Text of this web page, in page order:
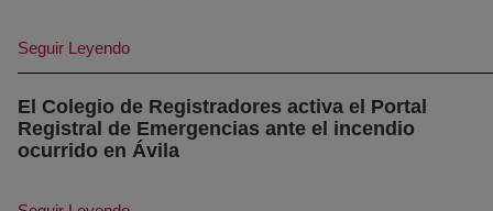
Seguir Leyendo
El Colegio de Registradores activa el Portal
Registral de Emergencias ante el incendio
ocurrido en Ávila(abre en nueva ventana)